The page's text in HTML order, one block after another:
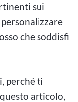
sui
che soddisfi
perché ti
articolo,